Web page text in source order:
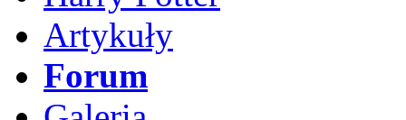
Artykuły
Forum